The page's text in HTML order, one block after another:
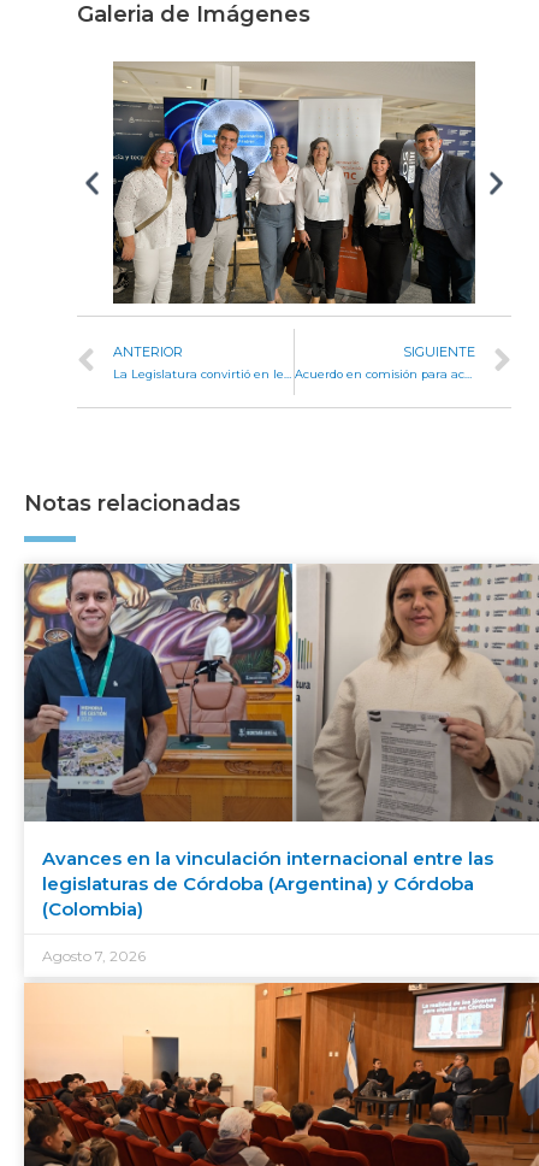
Galeria de Imágenes
ANTERIOR SIGUIENTE
Acuerdo en comisión para actualizar la normativa que regula al Colegio Médico Veterinario
Notas relacionadas
Avances en la vinculación internacional entre las
legislaturas de Córdoba (Argentina) y Córdoba
(Colombia)
Agosto 7, 2026